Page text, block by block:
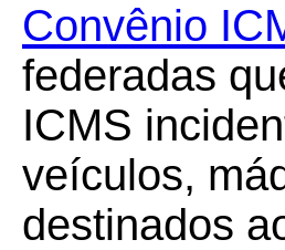
Convênio
federadas
ICMS
veículos,
destinados